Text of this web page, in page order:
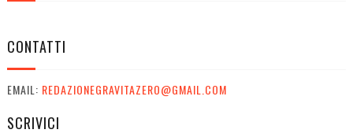
CONTATTI
EMAIL: REDAZIONEGRAVITAZERO@GMAIL.COM
SCRIVICI